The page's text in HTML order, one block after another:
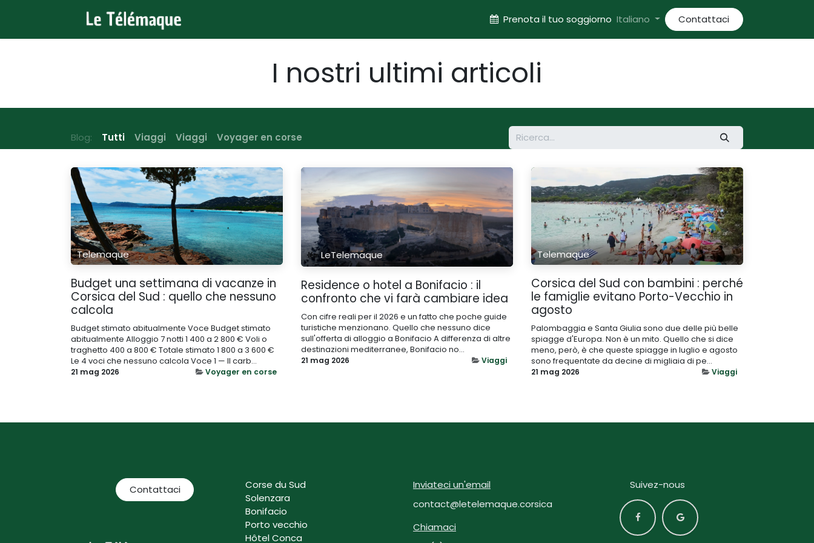
Prenota il tuo soggiorno Italiano Contattaci
I nostri ultimi articoli
Blog: Tutti Viaggi Viaggi Voyager en corse
Telemaque
Budget una settimana di vacanze in
Corsica del Sud : quello che nessuno
calcola
Budget stimato abitualmente Voce Budget stimato
abitualmente Alloggio 7 notti 1 400 a 2 800 € Voli o
traghetto 400 a 800 € Totale stimato 1 800 a 3 600 €
Le 4 voci che nessuno calcola Voce 1 — Il carb...
21 mag 2026 Voyager en corse
LeTelemaque
Residence o hotel a Bonifacio : il
confronto che vi farà cambiare idea
Con cifre reali per il 2026 e un fatto che poche guide
turistiche menzionano. Quello che nessuno dice
sull'offerta di alloggio a Bonifacio A differenza di altre
destinazioni mediterranee, Bonifacio no...
21 mag 2026 Viaggi
Telemaque
Corsica del Sud con bambini : perché
le famiglie evitano Porto-Vecchio in
agosto
Palombaggia e Santa Giulia sono due delle più belle
spiagge d'Europa. Non è un mito. Quello che si dice
meno, però, è che queste spiagge in luglio e agosto
sono frequentate da decine di migliaia di pe...
21 mag 2026 Viaggi
Corse du Sud
Solenzara
Bonifacio
Porto vecchio
Hôtel Conca
Contattaci
Inviateci un'email
contact@letelemaque.corsica
Chiamaci
Suivez-nous